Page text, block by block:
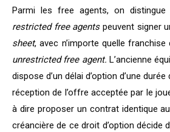
Parmi les free agents, on distingue
restricted free agentspeuvent signer
sheet, avec n’importe quelle franchise
unrestricted free agent. L’ancienne
dispose d’un délai d’option d’une
réception de l’offre acceptée par le
à dire proposer un contrat identique
créancière de ce droit d’option décide